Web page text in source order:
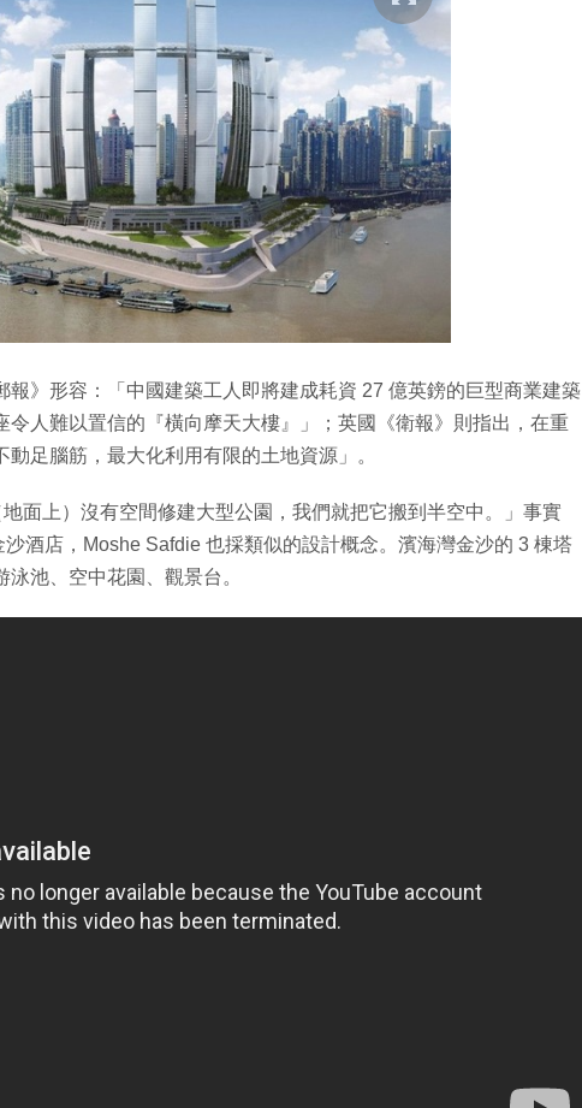
》形容：「中國建築工人即將建成耗資 27 億英鎊的巨型商業建築
令人難以置信的『橫向摩天大樓』」；英國《衛報》則指出，在重
足腦筋，最大化利用有限的土地資源」。
面上）沒有空間修建大型公園，我們就把它搬到半空中。」事實
沙酒店，Moshe Safdie 也採類似的設計概念。濱海灣金沙的 3 棟塔
池、空中花園、觀景台。